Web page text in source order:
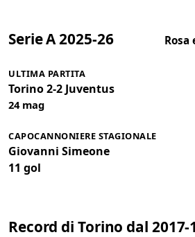
Serie A 2025-26
ULTIMA PARTITA
Torino 2-2 Juventus
24 mag
CAPOCANNONIERE STAGIONALE
Giovanni Simeone
11 gol
Record di Torino dal 2017-